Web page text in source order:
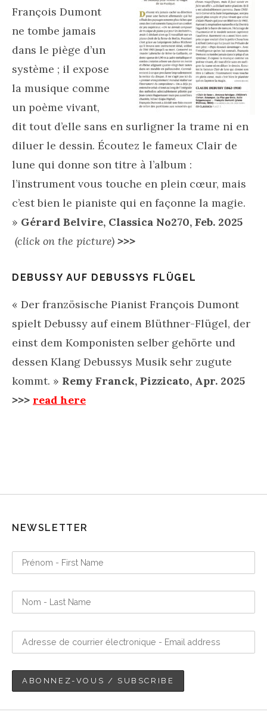
François Dumont
ne tombe jamais
dans le piège d’un
système ; il expose
la musique comme
un poème vivant,
dit tout d’elle sans en surligner la trame ni en
diluer le dessin. Écoutez le fameux Clair de
lune qui donne son titre à l’album :
l’instrument vous touche en plein cœur, mais
c’est bien le pianiste qui en façonne la magie.
» Gérard Belvire, Classica No270, Feb. 2025
(click on the picture) >>>
DEBUSSY AUF DEBUSSYS FLÜGEL
« Der französische Pianist François Dumont
spielt Debussy auf einem Blüthner-Flügel, der
einst dem Komponisten selber gehörte und
dessen Klang Debussys Musik sehr zugute
kommt. » Remy Franck, Pizzicato, Apr. 2025
>>> read here
NEWSLETTER